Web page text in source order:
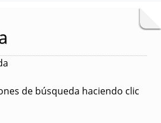
de búsqueda haciendo clic